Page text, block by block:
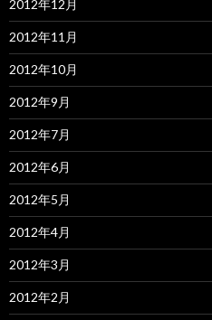
2012年12月
2012年11月
2012年10月
2012年9月
2012年7月
2012年6月
2012年5月
2012年4月
2012年3月
2012年2月